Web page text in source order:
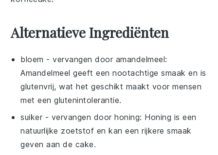
Alternatieve Ingrediënten
bloem - vervangen door amandelmeel:
Amandelmeel geeft een nootachtige smaak en is
glutenvrij, wat het geschikt maakt voor mensen
met een glutenintolerantie.
suiker - vervangen doorhoning: Honing is een
natuurlijke zoetstof en kan een rijkere smaak
geven aan de cake.